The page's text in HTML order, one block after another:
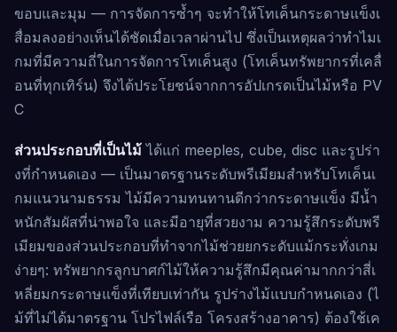
ขอบและมุม — การจัดการซ้ำๆ จะทำให้โทเค็นกระดาษแข็งเ
สื่อมลงอย่างเห็นได้ชัดเมื่อเวลาผ่านไป ซึ่งเป็นเหตุผลว่าทำไมเ
กมที่มีความถี่ในการจัดการโทเค็นสูง (โทเค็นทรัพยากรที่เคลื่
อนที่ทุกเทิร์น) จึงได้ประโยชน์จากการอัปเกรดเป็นไม้หรือ PV
C
ส่วนประกอบที่เป็นไม้ ได้แก่ meeples, cube, disc และรูปร่า
งที่กำหนดเอง — เป็นมาตรฐานระดับพรีเมียมสำหรับโทเค็นเ
กมแนวนามธรรม ไม้มีความทนทานดีกว่ากระดาษแข็ง มีน้ำ
หนักสัมผัสที่น่าพอใจ และมีอายุที่สวยงาม ความรู้สึกระดับพรี
เมียมของส่วนประกอบที่ทำจากไม้ช่วยยกระดับแม้กระทั่งเกม
ง่ายๆ: ทรัพยากรลูกบาศก์ไม้ให้ความรู้สึกมีคุณค่ามากกว่าสี่เ
หลี่ยมกระดาษแข็งที่เทียบเท่ากัน รูปร่างไม้แบบกำหนดเอง (ไ
ม้ที่ไม่ได้มาตรฐาน โปรไฟล์เรือ โครงสร้างอาคาร) ต้องใช้เค